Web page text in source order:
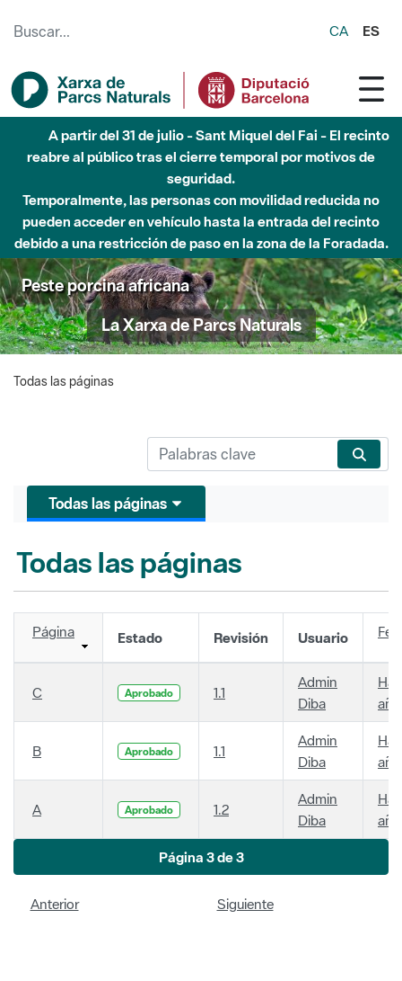
CA ES
A partir del 31 de julio - Sant Miquel del Fai - El recinto
reabre al público tras el cierre temporal por motivos de
seguridad.
Temporalmente, las personas con movilidad reducida no
pueden acceder en vehículo hasta la entrada del recinto
debido a una restricción de paso en la zona de la Foradada.
Peste porcina africana
La Xarxa de Parcs Naturals
Todas las páginas
Todas las páginas
Todas las páginas
Página Estado Revisión Usuario
C Aprobado 1.1
Admin
Diba
B Aprobado 1.1
Admin
Diba
A Aprobado 1.2
Admin
Diba
Página 3 de 3
Anterior Siguiente